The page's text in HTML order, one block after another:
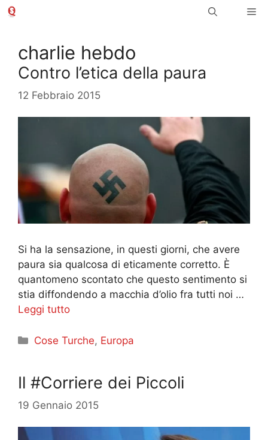
Vai
charlie hebdo
Contro l’etica della paura
12 Febbraio 2015
Si ha la sensazione, in questi giorni, che avere
paura sia qualcosa di eticamente corretto. È
quantomeno scontato che questo sentimento si
stia diffondendo a macchia d’olio fra tutti noi …
Leggi tutto
Categorie
Cose Turche, Europa
Il #Corriere dei Piccoli
19 Gennaio 2015